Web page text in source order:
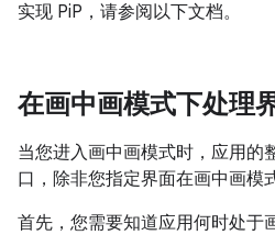
实现 PiP，请参阅以下文档。
在画中画模式下处理
当您进入画中画模式时，应用的
口，除非您指定界面在画中画模
首先，您需要知道应用何时处于